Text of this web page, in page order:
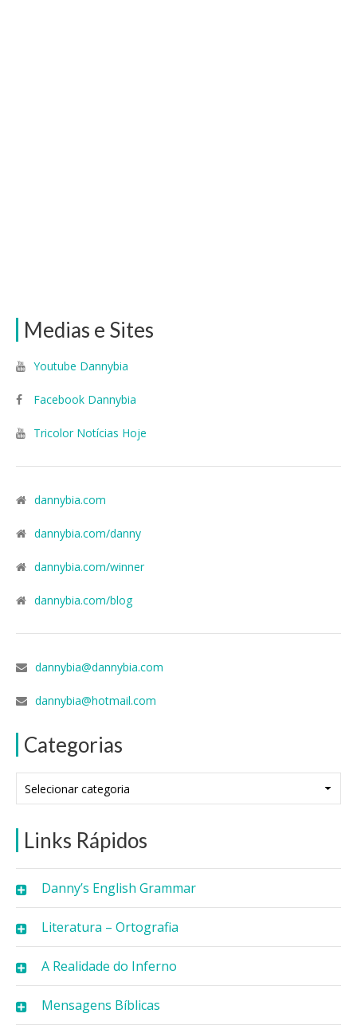
Medias e Sites
Youtube Dannybia
Facebook Dannybia
Tricolor Notícias Hoje
dannybia.com
dannybia.com/danny
dannybia.com/winner
dannybia.com/blog
dannybia@dannybia.com
dannybia@hotmail.com
Categorias
Links Rápidos
Danny’s English Grammar
Literatura – Ortografia
A Realidade do Inferno
Mensagens Bíblicas